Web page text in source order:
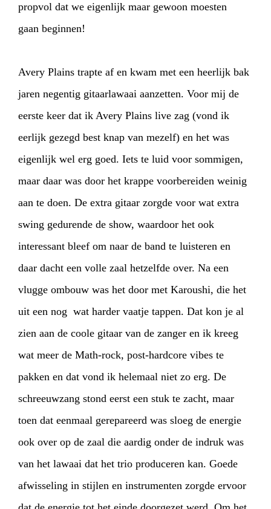
INFOWEBSHOPMIJN TICKETS
propvol dat we eigenlijk maar gewoon moesten
gaan beginnen!
Avery Plains trapte af en kwam met een heerlijk bak
jaren negentig gitaarlawaai aanzetten. Voor mij de
eerste keer dat ik Avery Plains live zag (vond ik
eerlijk gezegd best knap van mezelf) en het was
eigenlijk wel erg goed. Iets te luid voor sommigen,
maar daar was door het krappe voorbereiden weinig
aan te doen. De extra gitaar zorgde voor wat extra
swing gedurende de show, waardoor het ook
interessant bleef om naar de band te luisteren en
daar dacht een volle zaal hetzelfde over. Na een
vlugge ombouw was het door met Karoushi, die het
uit een nog wat harder vaatje tappen. Dat kon je al
zien aan de coole gitaar van de zanger en ik kreeg
wat meer de Math-rock, post-hardcore vibes te
pakken en dat vond ik helemaal niet zo erg. De
schreeuwzang stond eerst een stuk te zacht, maar
toen dat eenmaal gerepareerd was sloeg de energie
ook over op de zaal die aardig onder de indruk was
van het lawaai dat het trio produceren kan. Goede
afwisseling in stijlen en instrumenten zorgde ervoor